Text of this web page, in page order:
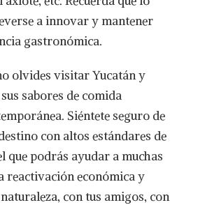
a innovar y mantener
gastronómica.
olvides visitar Yucatán y
sabores de comida
Siéntete seguro de
con altos estándares de
que podrás ayudar a muchas
reactivación económica y
con tus amigos, con